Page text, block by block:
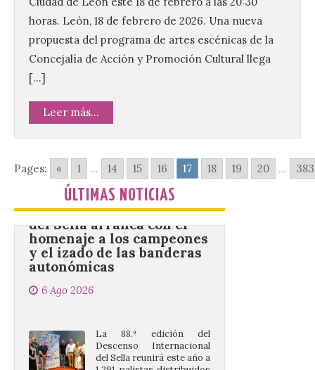
horas. León, 18 de febrero de 2026. Una nueva
propuesta del programa de artes escénicas de la
Concejalía de Acción y Promoción Cultural llega
[…]
Leer más...
Pages: « 1 ... 14 15 16 17 18 19 20 ... 383
ÚLTIMAS NOTICIAS
Esta medida afecta a los
espectáculos nocturnos
de la Fuente Baños de
día 25. La reserva de agua en el estanque
«El Mar», […]
El Descenso Internacional
del Sella arranca con el
homenaje a los campeones
y el izado de las banderas
autonómicas
6 Ago 2026
1.291 palistas distribuidos
en 874 embarcaciones,
con representación de 22 países,